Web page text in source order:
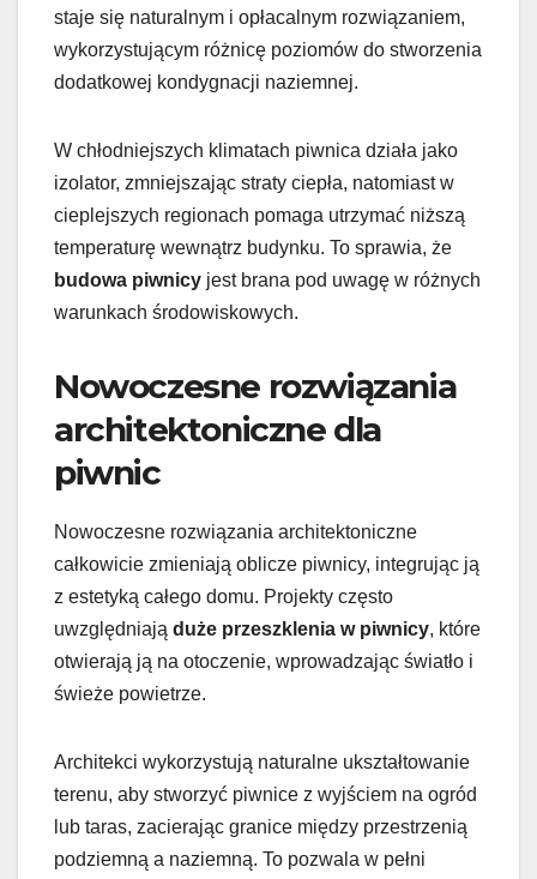
staje się naturalnym i opłacalnym rozwiązaniem,
wykorzystującym różnicę poziomów do stworzenia
dodatkowej kondygnacji naziemnej.
W chłodniejszych klimatach piwnica działa jako
izolator, zmniejszając straty ciepła, natomiast w
cieplejszych regionach pomaga utrzymać niższą
temperaturę wewnątrz budynku. To sprawia, że
budowa piwnicy jest brana pod uwagę w różnych
warunkach środowiskowych.
Nowoczesne rozwiązania
architektoniczne dla
piwnic
Nowoczesne rozwiązania architektoniczne
całkowicie zmieniają oblicze piwnicy, integrując ją
z estetyką całego domu. Projekty często
uwzględniają duże przeszklenia w piwnicy, które
otwierają ją na otoczenie, wprowadzając światło i
świeże powietrze.
Architekci wykorzystują naturalne ukształtowanie
terenu, aby stworzyć piwnice z wyjściem na ogród
lub taras, zacierając granice między przestrzenią
podziemną a naziemną. To pozwala w pełni